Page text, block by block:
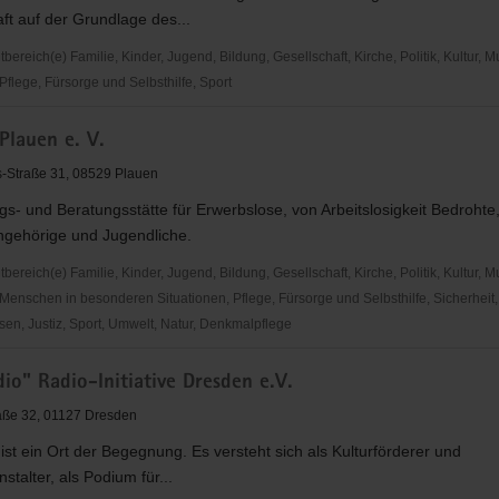
auf der Grundlage des...
Familie, Kinder, Jugend, Bildung, Gesellschaft, Kirche, Politik, Kultur,
Fürsorge und Selbsthilfe, Sport
e. V.
Straße 31, 08529 Plauen
und Beratungsstätte für Erwerbslose, von Arbeitslosigkeit Bedrohte,
und Jugendliche.
Familie, Kinder, Jugend, Bildung, Gesellschaft, Kirche, Politik, Kultur,
in besonderen Situationen, Pflege, Fürsorge und Selbsthilfe, Sicherheit,
Justiz, Sport, Umwelt, Natur, Denkmalpflege
Radio-Initiative Dresden e.V.
32, 01127 Dresden
ein Ort der Begegnung. Es versteht sich als Kulturförderer und
als Podium für...